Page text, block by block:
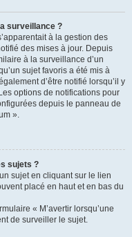
surveillance ?
à la gestion des
des mises à jour. Depuis
à la surveillance d’un
sujet favoris a été mis à
d’être notifié lorsqu’il y
options de notifications pour
depuis le panneau de
».
sujets ?
sujet en cliquant sur le lien
placé en haut et en bas du
« M’avertir lorsqu’une
de surveiller le sujet.